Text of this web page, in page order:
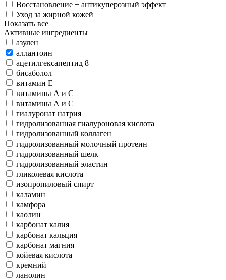
Восстановление + антикуперозный эффект
Уход за жирной кожей
Показать все
Активные ингредиенты
азулен
аллантоин
ацетилгексапептид 8
бисаболол
витамин Е
витамины А и С
витамины А и С
гиалуронат натрия
гидролизованная гиалуроновая кислота
гидролизованный коллаген
гидролизованный молочный протеин
гидролизованный шелк
гидролизованный эластин
гликолевая кислота
изопропиловый спирт
каламин
камфора
каолин
карбонат калия
карбонат кальция
карбонат магния
койевая кислота
кремний
ланолин